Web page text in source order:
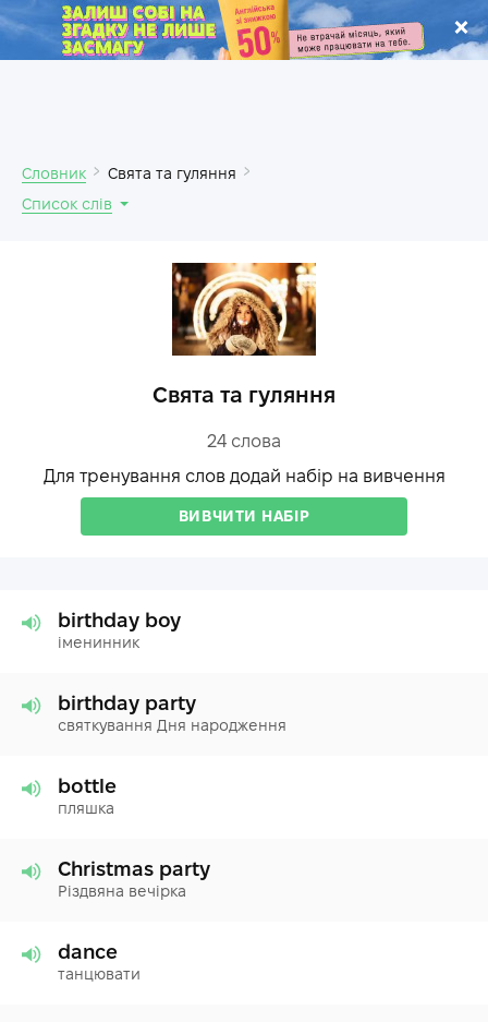
.
Словник
Свята та гуляння
Список слів
Свята та гуляння
24 слова
Для тренування слов додай набір на вивчення
ВИВЧИТИ НАБІР
birthday boy
іменинник
birthday party
святкування Дня народження
bottle
пляшка
Christmas party
Різдвяна вечірка
dance
танцювати